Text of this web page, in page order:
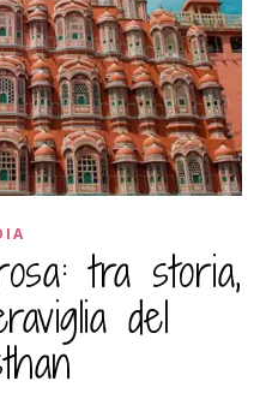
tra storia,
del